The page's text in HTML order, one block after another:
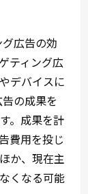
広告の効
ティング広
デバイスに
の成果を
。成果を計
費用を投じ
か、現在主
くなる可能